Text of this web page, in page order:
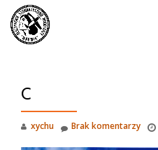
Przejdź
C
xychu Brak komentarzy